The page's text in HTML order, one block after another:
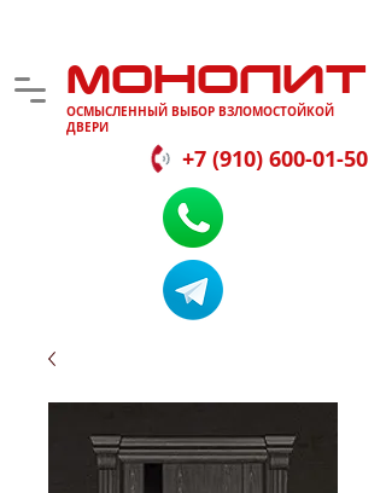
МОНОЛИТ
ОСМЫСЛЕННЫЙ ВЫБОР ВЗЛОМОСТОЙКОЙ
ДВЕРИ
+7 (910) 600-01-50